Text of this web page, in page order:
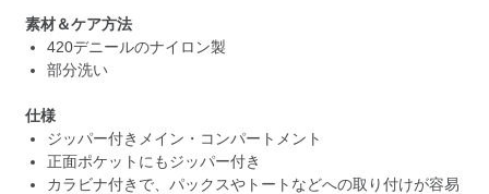
素材＆ケア方法
420デニールのナイロン製
部分洗い
仕様
ジッパー付きメイン・コンパートメント
正面ポケットにもジッパー付き
カラビナ付きで、パックスやトートなどへの取り付けが容易